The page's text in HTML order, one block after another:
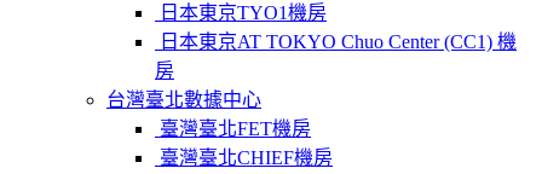
日本東京TYO1機房
日本東京AT TOKYO Chuo Center (CC1) 機
房
台灣臺北數據中心
臺灣臺北FET機房
臺灣臺北CHIEF機房